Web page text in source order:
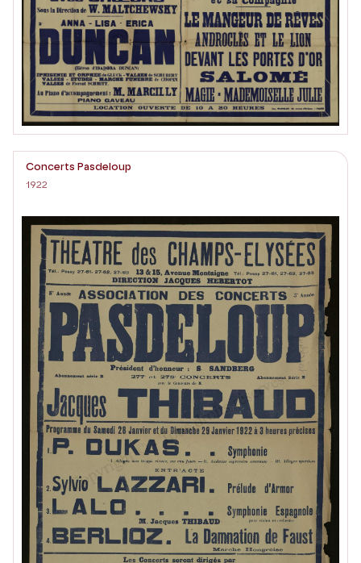
Concerts Pasdeloup
1922